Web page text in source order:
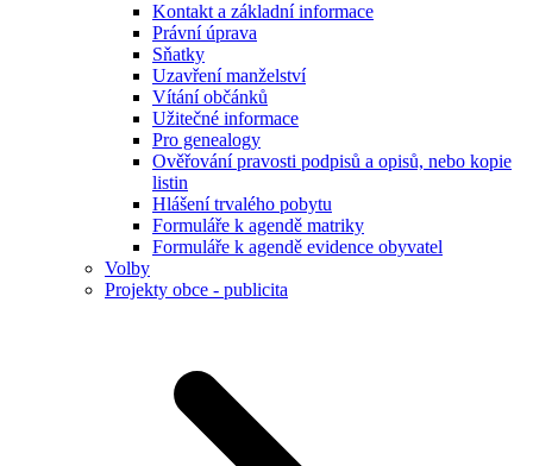
Kontakt a základní informace
Právní úprava
Sňatky
Uzavření manželství
Vítání občánků
Užitečné informace
Pro genealogy
Ověřování pravosti podpisů a opisů, nebo kopie
listin
Hlášení trvalého pobytu
Formuláře k agendě matriky
Formuláře k agendě evidence obyvatel
Volby
Projekty obce - publicita